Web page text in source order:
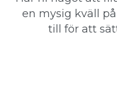
en mysig kväll
till för att